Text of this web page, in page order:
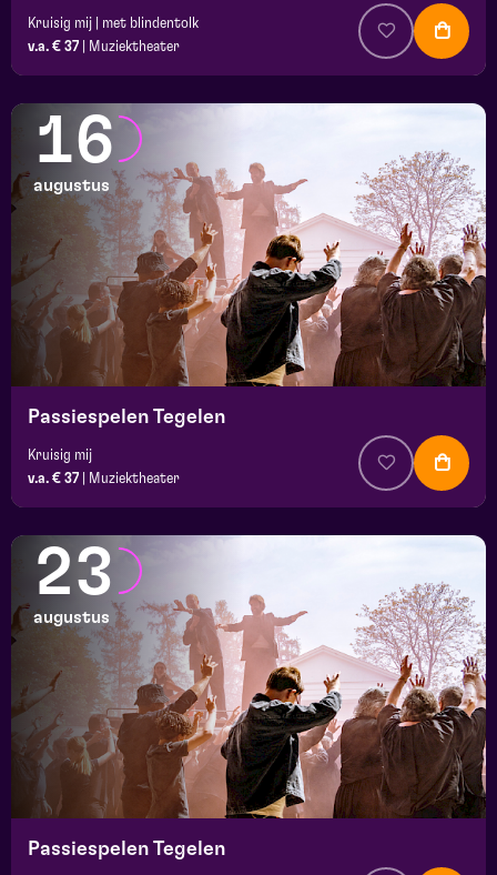
Kruisig mij | met blindentolk
v.a. € 37
Muziektheater
16
augustus
Passiespelen Tegelen
Kruisig mij
v.a. € 37
Muziektheater
23
augustus
Passiespelen Tegelen